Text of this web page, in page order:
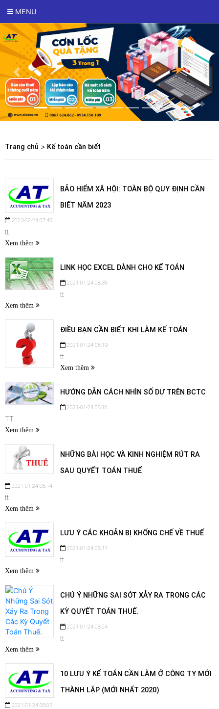
MENU
Trang chủ > Kế toán cần biết
BẢO HIỂM XÃ HỘI: TOÀN BỘ QUY ĐỊNH CẦN
BIẾT NĂM 2023
2023-02-24 07:49
tt
Xem thêm
LINK HỌC EXCEL DÀNH CHO KẾ TOÁN
2021-01-24 08:35
tt
Xem thêm
ĐIỀU BẠN CẦN BIẾT KHI LÀM KẾ TOÁN
2021-01-24 08:19
tt
Xem thêm
HƯỚNG DẪN CÁCH NHÌN SỐ DƯ TRÊN BCTC
2021-01-24 08:16
TT
Xem thêm
NHỮNG BÀI HỌC VÀ KINH NGHIỆM RÚT RA
SAU QUYẾT TOÁN THUẾ
2021-01-24 08:14
tt
Xem thêm
LƯU Ý CÁC KHOẢN BỊ KHỐNG CHẾ VỀ THUẾ
2021-01-24 08:11
tt
Xem thêm
CHÚ Ý NHỮNG SAI SÓT XẢY RA TRONG CÁC
KỲ QUYẾT TOÁN THUẾ.
2021-01-24 08:04
tt
Xem thêm
10 LƯU Ý KẾ TOÁN CẦN LÀM Ở CÔNG TY MỚI
THÀNH LẬP (MỚI NHẤT 2020)
2021-01-24 08:03